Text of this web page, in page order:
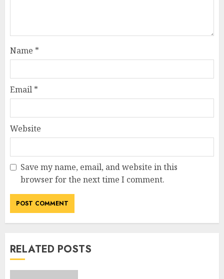
Name *
Email *
Website
Save my name, email, and website in this
browser for the next time I comment.
RELATED POSTS